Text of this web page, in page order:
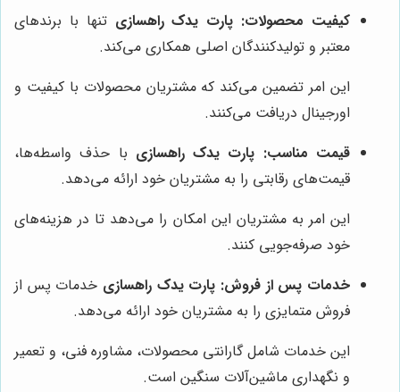
کیفیت محصولات: پارت یدک راهسازی تنها با برندهای
معتبر و تولیدکنندگان اصلی همکاری می‌کند.
این امر تضمین می‌کند که مشتریان محصولات با کیفیت و
اورجینال دریافت می‌کنند.
قیمت مناسب: پارت یدک راهسازی با حذف واسطه‌ها،
قیمت‌های رقابتی را به مشتریان خود ارائه می‌دهد.
این امر به مشتریان این امکان را می‌دهد تا در هزینه‌های
خود صرفه‌جویی کنند.
خدمات پس از فروش: پارت یدک راهسازی خدمات پس از
فروش متمایزی را به مشتریان خود ارائه می‌دهد.
این خدمات شامل گارانتی محصولات، مشاوره فنی، و تعمیر
و نگهداری ماشین‌آلات سنگین است.